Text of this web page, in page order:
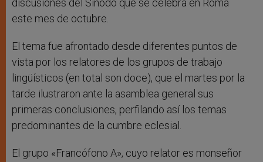
discusiones del Sínodo que se celebra en Roma
este mes de octubre.
El tema fue afrontado desde diferentes puntos de
vista por los relatores de los grupos de trabajo
lingüísticos (en total son doce), que el martes por la
tarde ilustraron ante la asamblea general sus
primeras conclusiones, perfilando así los temas
predominantes de la cumbre eclesial.
El grupo «Francófono A», cuyo relator es monseñor